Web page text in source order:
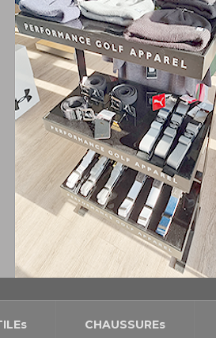
CHAUSSUREs